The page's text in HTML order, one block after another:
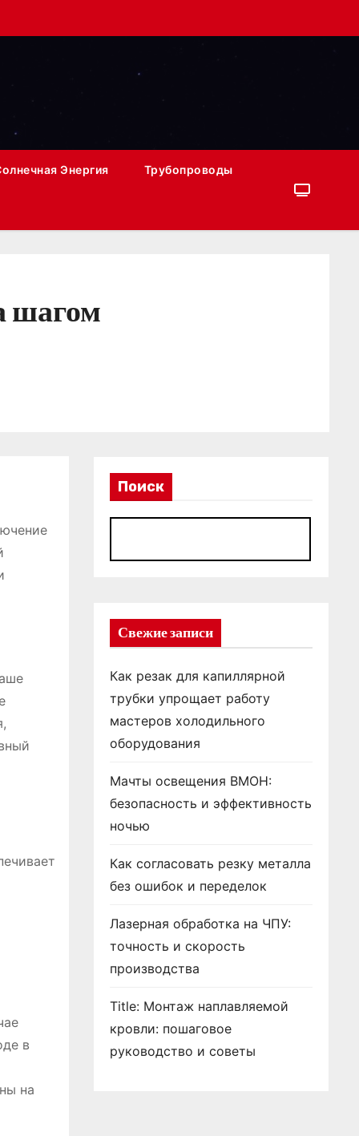
Энергия Трубопроводы
шагом
в
на
Поиск
Свежие записи
Как резак для капиллярной
трубки упрощает работу
мастеров холодильного
оборудования
Мачты освещения ВМОН:
безопасность и эффективность
ночью
Как согласовать резку металла
без ошибок и переделок
Лазерная обработка на ЧПУ:
точность и скорость
производства
Title: Монтаж наплавляемой
кровли: пошаговое
руководство и советы